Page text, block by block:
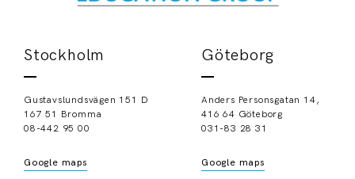
Stockholm
Gustavslundsvägen 151 D
167 51 Bromma
08-442 95 00
Google maps
Göteborg
Anders Personsgatan 14,
416 64 Göteborg
031-83 28 31
Google maps